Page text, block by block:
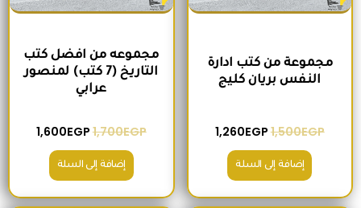
مجموعة من كتب ادارة
النفس بريان كليج
1,500EGP
1,260EGP
إضافة إلى السلة
مجموعه من افضل كتب
التاريخ (7 كتب) لمنصور
عرابي
1,700EGP
1,600EGP
إضافة إلى السلة